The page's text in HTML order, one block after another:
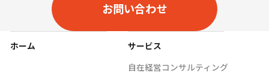
お問い合わせ
ホーム
サービス
自在経営コンサルティング